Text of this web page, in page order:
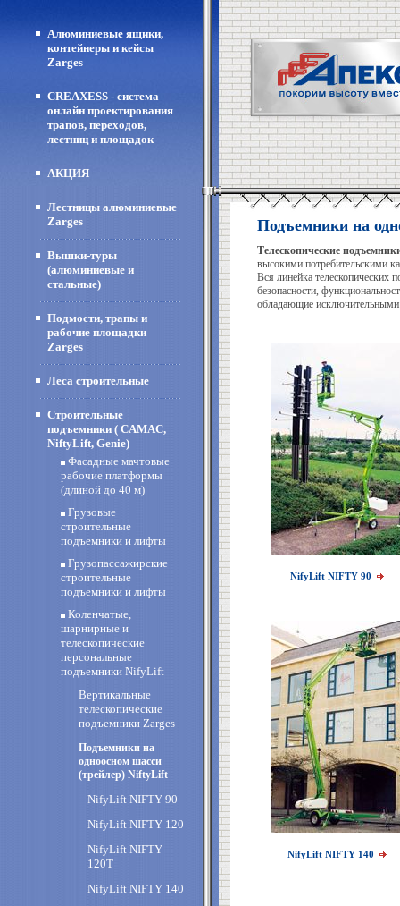
Алюминиевые ящики,
контейнеры и кейсы
Zarges
CREAXESS - система
онлайн проектирования
трапов, переходов,
лестниц и площадок
АКЦИЯ
Лестницы алюминиевые
Zarges
Вышки-туры
(алюминиевые и
стальные)
Подмости, трапы и
рабочие площадки
Zarges
Леса строительные
Строительные
подъемники ( CAMAC,
NiftyLift, Genie)
Фасадные мачтовые
рабочие платформы
(длиной до 40 м)
Грузовые
строительные
подъемники и лифты
Грузопассажирские
строительные
подъемники и лифты
Коленчатые,
шарнирные и
телескопические
персональные
подъемники NifyLift
Вертикальные
телескопические
подъемники Zarges
Подъемники на
одноосном шасси
(трейлер) NiftyLift
NifyLift NIFTY 90
NifyLift NIFTY 120
NifyLift NIFTY
120T
NifyLift NIFTY 140
Подъемники на
Телескопические
высокими потребительскими
Вся линейка телескопических
безопасности,
обладающие исключительными
NifyLift NIFTY 90
NifyLift NIFTY 140